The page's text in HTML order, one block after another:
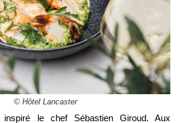
© Hôtel Lancaster